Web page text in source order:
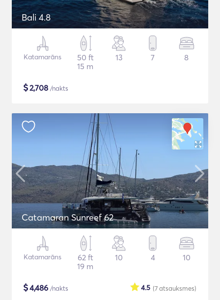
Bali 4.8
Katamarāns
50 ft
15 m
13 7 8
$2,708 /nakts
Catamaran Sunreef 62
Katamarāns
62 ft
19 m
10 4 10
$4,486 /nakts (7atsauksmes)
4.5